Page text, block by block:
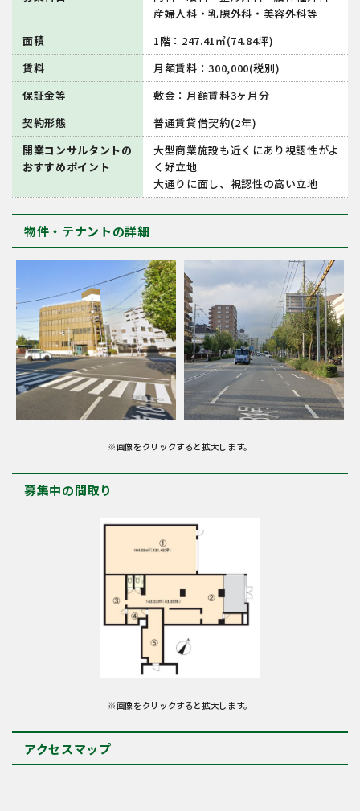
産婦人科・乳腺外科・美容外科等
面積
1階：247.41㎡(74.84坪)
賃料
月額賃料：300,000(税別)
保証金等
敷金：月額賃料3ヶ月分
契約形態
普通賃貸借契約(2年)
開業コンサルタントの
おすすめポイント
大型商業施設も近くにあり視認性がよ
く好立地
大通りに面し、視認性の高い立地
物件・テナントの詳細
※画像をクリックすると拡大します。
募集中の間取り
※画像をクリックすると拡大します。
アクセスマップ